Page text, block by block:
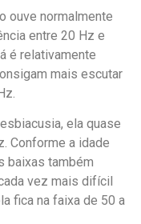
ouve normalmente
entre 20 Hz e
é relativamente
mais escutar
ela quase
Conforme a idade
baixas também
vez mais difícil
fica na faixa de 50 a